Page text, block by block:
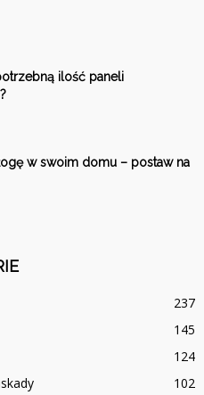
ilość paneli
w swoim domu – postaw na
237
145
124
102